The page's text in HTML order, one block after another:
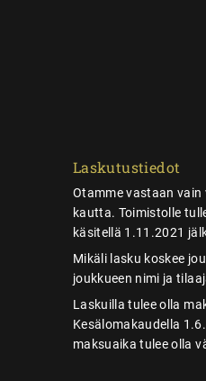
Laskutustiedot
Otamme vastaan vain
kautta. Toimistolle
käsitellä 1.11.2021
Mikäli lasku koskee
joukkueen nimi ja
Laskuilla tulee olla
Kesälomakaudella
maksuaika tulee olla